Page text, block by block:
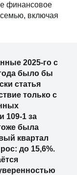
финансовое
включая
2025-го с
было бы
статья
только с
109-1 за
была
квартал
до 15,6%.